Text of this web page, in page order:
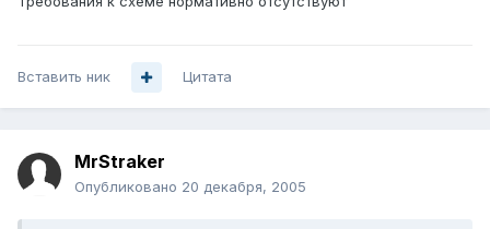
Вставить ник Цитата
MrStraker
Опубликовано 20 декабря, 2005